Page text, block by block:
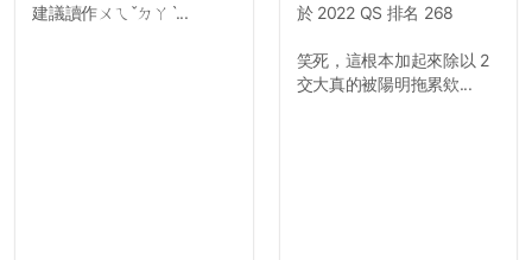
建議讀作ㄨㄟˇㄉㄚˋ...
於 2022 QS 排名 268
笑死，這根本加起來除以 2
交大真的被陽明拖累欸...